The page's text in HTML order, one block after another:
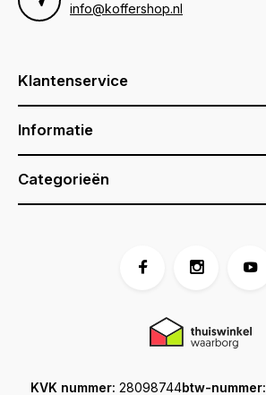
info@koffershop.nl
Klantenservice
Informatie
Categorieën
KVK nummer: 28098744btw-nummer: